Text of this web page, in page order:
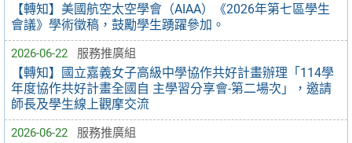
【轉知】美國航空太空學會（AIAA）《2026年第七區學生
會議》學術徵稿，鼓勵學生踴躍參加。
2026-06-22 服務推廣組
【轉知】國立嘉義女子高級中學協作共好計畫辦理「114學
年度協作共好計畫全國自 主學習分享會-第二場次」，邀請
師長及學生線上觀摩交流
2026-06-22 服務推廣組